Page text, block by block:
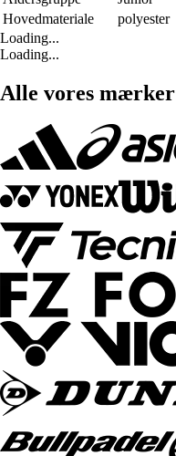
Hovedmateriale
polyester
Loading...
Loading...
Alle vores mærker